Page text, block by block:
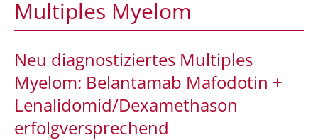
Multiples Myelom
Neu diagnostiziertes Multiples
Myelom: Belantamab Mafodotin +
Lenalidomid/Dexamethason
erfolgversprechend